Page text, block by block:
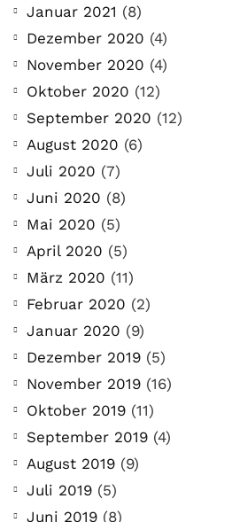
Januar 2021 (8)
Dezember 2020 (4)
November 2020 (4)
Oktober 2020 (12)
September 2020 (12)
August 2020 (6)
Juli 2020 (7)
Juni 2020 (8)
Mai 2020 (5)
April 2020 (5)
März 2020 (11)
Februar 2020 (2)
Januar 2020 (9)
Dezember 2019 (5)
November 2019 (16)
Oktober 2019 (11)
September 2019 (4)
August 2019 (9)
Juli 2019 (5)
Juni 2019 (8)